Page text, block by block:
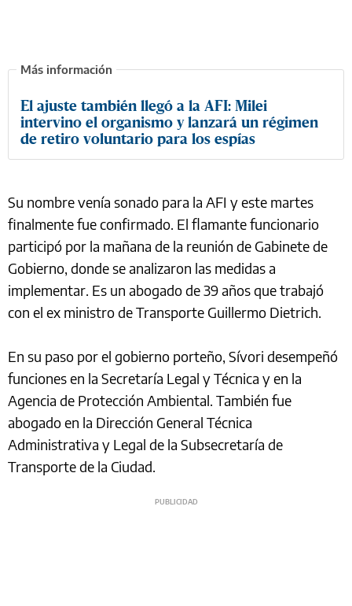
El ajuste también llegó a la AFI: Milei
intervino el organismo y lanzará un régimen
de retiro voluntario para los espías
Su nombre venía sonado para la AFI y este martes
finalmente fue confirmado. El flamante funcionario
participó por la mañana de la reunión de Gabinete de
Gobierno, donde se analizaron las medidas a
implementar. Es un abogado de 39 años que trabajó
con el ex ministro de Transporte Guillermo Dietrich.
En su paso por el gobierno porteño, Sívori desempeñó
funciones en la Secretaría Legal y Técnica y en la
Agencia de Protección Ambiental. También fue
abogado en la Dirección General Técnica
Administrativa y Legal de la Subsecretaría de
Transporte de la Ciudad.